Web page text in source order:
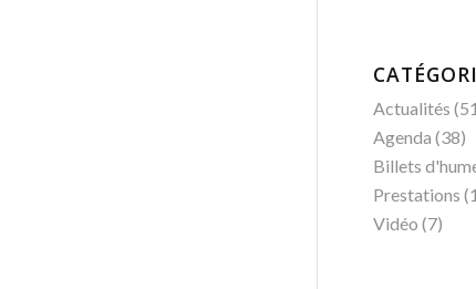
Actualités
Agenda (38)
Billets
Prestations
Vidéo (7)